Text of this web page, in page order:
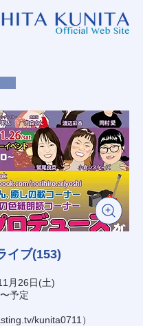
イブ(153)
月26日(土)
予定
kunita0711 ）